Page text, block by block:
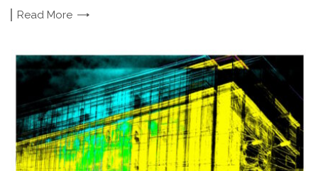
Read More